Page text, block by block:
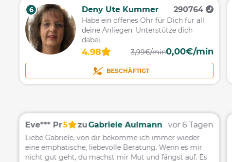
Eve*** Pr5 zuGabriele Aulmann vor 6 Tagen
Liebe Gabriele, von dir bekomme ich immer wieder
eine emphatische, liebevolle Beratung. Wenn es mir
nicht gut geht, du machst mir Mut und fängst auf. Es
6 Deny Ute Kummer 290764
Habe ein offenes Ohr für Dich für all
deine Anliegen. Unterstütze dich
dabei.
4.98 3,99€/min0,00€/min
BESCHÄFTIGT